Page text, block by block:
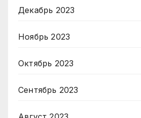
Декабрь 2023
Ноябрь 2023
Октябрь 2023
Сентябрь 2023